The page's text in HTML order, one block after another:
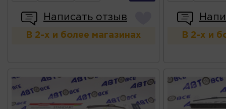
Написать отзыв
В 2-х и более магазинах В 2-х и